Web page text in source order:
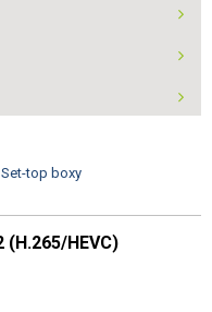
Set-top boxy
HEVC)